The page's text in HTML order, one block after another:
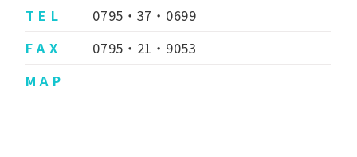
T E L
0795・37・0699
F A X
0795・21・9053
M A P